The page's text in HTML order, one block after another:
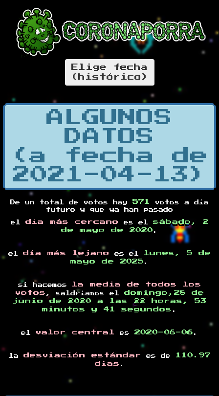
Elige fecha
(histórico)
ALGUNOS
DATOS
(a fecha de
2021-04-13)
De un total de votos hay 571
votos a día
futuro y que ya han pasado
el día más cercano es el sábado, 2
de mayo de 2020 .
el día más lejano es el
lunes, 5 de
mayo de 2025 .
si hacemos
la media de todos los
votos , saldríamos el domingo,28 de
junio de 2020 a las 22 horas, 53
minutos y 41 segundos .
el valor central es 2020-06-06 .
la desviación estándar es de
110.97
días .